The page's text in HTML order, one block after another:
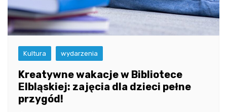
Kultura wydarzenia
Kreatywne wakacje w Bibliotece
Elbląskiej: zajęcia dla dzieci pełne
przygód!